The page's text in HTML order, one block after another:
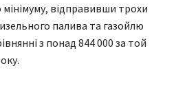
відправивши трохи
палива та газойлю
з понад 844 000 за той